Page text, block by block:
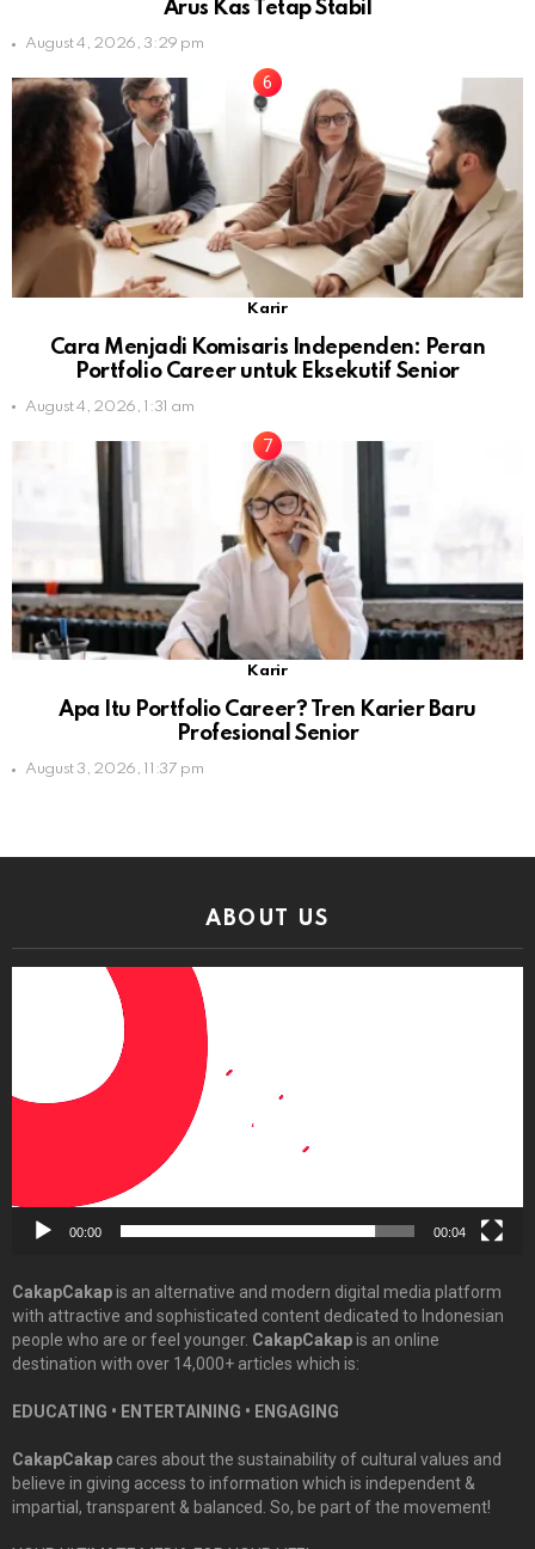
Arus Kas Tetap Stabil
August 4, 2026, 3:29 pm
Karir
Cara Menjadi Komisaris Independen: Peran
Portfolio Career untuk Eksekutif Senior
August 4, 2026, 1:31 am
Karir
Apa Itu Portfolio Career? Tren Karier Baru
Profesional Senior
August 3, 2026, 11:37 pm
ABOUT US
00:00 00:04
CakapCakapis an alternative and modern digital media platform
with attractive and sophisticated content dedicated to Indonesian
people who are or feel younger. CakapCakapis an online
destination with over 14,000+ articles which is:
EDUCATING • ENTERTAINING • ENGAGING
CakapCakap cares about the sustainability of cultural values and
believe in giving access to information which is independent &
impartial, transparent & balanced. So, be part of the movement!